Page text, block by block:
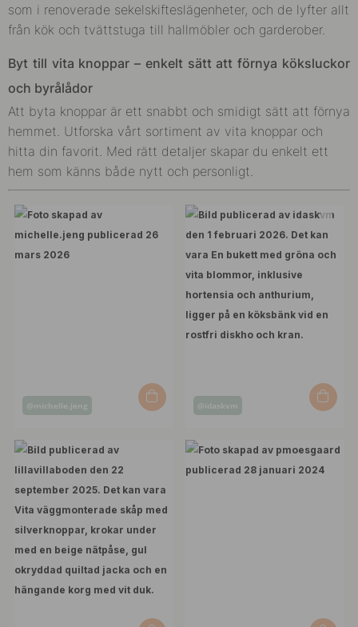
som i renoverade sekelskifteslägenheter, och de lyfter allt
från kök och tvättstuga till hallmöbler och garderober.
Byt till vita knoppar – enkelt sätt att förnya köksluckor
och byrålådor
Att byta knoppar är ett snabbt och smidigt sätt att förnya
hemmet. Utforska vårt sortiment av vita knoppar och
hitta din favorit. Med rätt detaljer skapar du enkelt ett
hem som känns både nytt och personligt.
Inlägg
av
@michelle.jeng
Inlägg
av
@idaskvm